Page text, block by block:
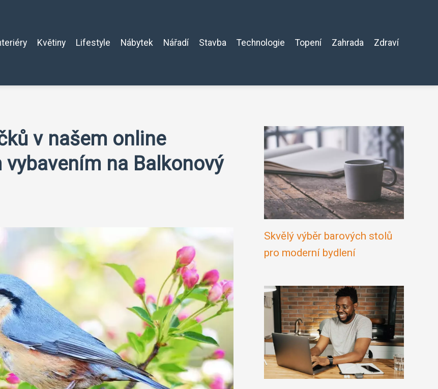
Květiny Lifestyle Nábytek Nářadí Stavba Technologie Topení Zahrada Zdraví
v našem online
na Balkonový
Skvělý výběr barových stolů
pro moderní bydlení